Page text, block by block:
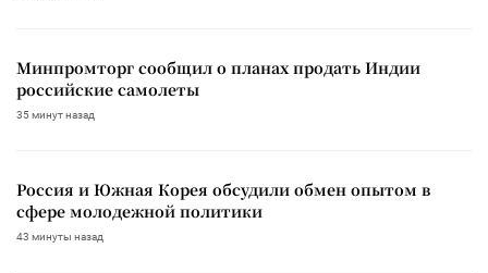
Минпромторг сообщил о планах продать Индии
российские самолеты
35 минут назад
Россия и Южная Корея обсудили обмен опытом в
сфере молодежной политики
43 минуты назад